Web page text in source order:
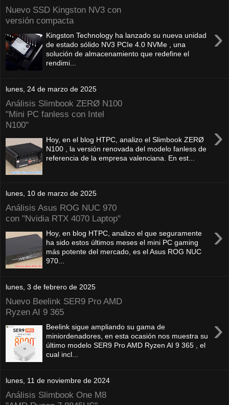
Nuevo SSD Kingston NV3 con
versión compacta
›
Kingston Technology ha lanzado su nueva unidad
de estado sólido NV3 PCIe 4.0 NVMe , una
solución de almacenamiento que redefine el
rendimi...
lunes, 24 de marzo de 2025
Análisis Slimbook ZERØ N100
"Mini PC fanless con Intel
N100"
›
Hoy, en el blog HTPC, analizo el Slimbook ZERØ
N100 , la versión renovada del modelo fanless de
referencia de la empresa valenciana. En est...
lunes, 10 de marzo de 2025
Análisis Asus ROG NUC 970
con "Nvidia RTX 4070 Laptop"
›
Hoy, en blog HTPC, analizo el que seguramente
ha sido estos últimos meses el mini PC gaming
más potente del mercado, es el Asus ROG NUC
970...
lunes, 3 de febrero de 2025
Nuevo Beelink SER9 Pro AMD
Ryzen AI 9 365
›
Beelink sigue ampliando su gama de
miniordenadores, en esta ocasión nos muestra su
último modelo SER9 Pro AMD Ryzen AI 9 365 , el
cual incl...
lunes, 11 de noviembre de 2024
Análisis Slimbook One M8